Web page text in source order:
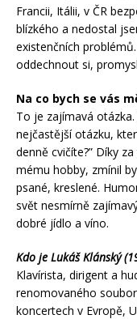
Francii, Itálii, v ČR
blízkého a nedostal
existenčních
oddechnout si,
Na co bych se vás
To je zajímavá
nejčastější otázku,
denně cvičíte?” Díky
mému hobby, zmínil
psané, kreslené.
svět nesmírně
dobré jídlo a víno.
Kdo je Lukáš Klánský
Klavírista, dirigent a
renomovaného
koncertech v Evropě,